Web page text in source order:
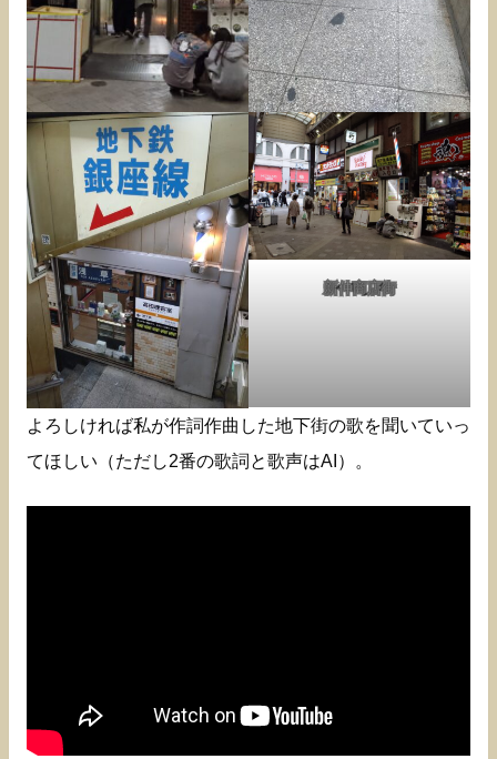
新仲商店街
よろしければ私が作詞作曲した地下街の歌を聞いていっ
てほしい（ただし2番の歌詞と歌声はAI）。